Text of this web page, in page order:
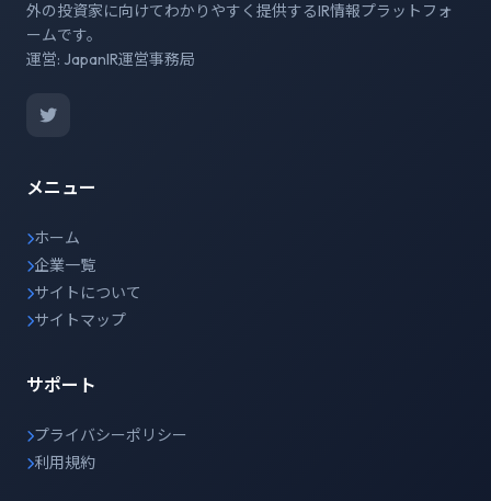
外の投資家に向けてわかりやすく提供するIR情報プラットフォ
ームです。
運営: JapanIR運営事務局
メニュー
ホーム
企業一覧
サイトについて
サイトマップ
サポート
プライバシーポリシー
利用規約